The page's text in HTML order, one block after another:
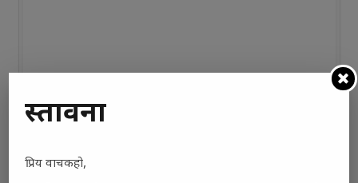
प्रस्तावना
प्रिय वाचकहो,